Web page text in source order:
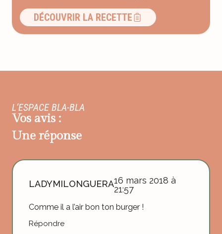
DÉCOUVRIR LA RECETTE
L’ESPACE BLA-BLA
Vos avis :
Une réponse
LADYMILONGUERA16 mars 2018 à
21:57
Comme il a l’air bon ton burger !
Répondre